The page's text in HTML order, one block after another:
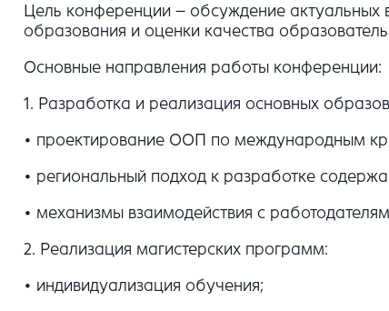
Цель конференции – обсуждение актуальных
образования и оценки качества
Основные направления работы конференции:
1. Разработка и реализация основных
• проектирование ООП по международным
• региональный подход к разработке
• механизмы взаимодействия с
2. Реализация магистерских программ:
• индивидуализация обучения;